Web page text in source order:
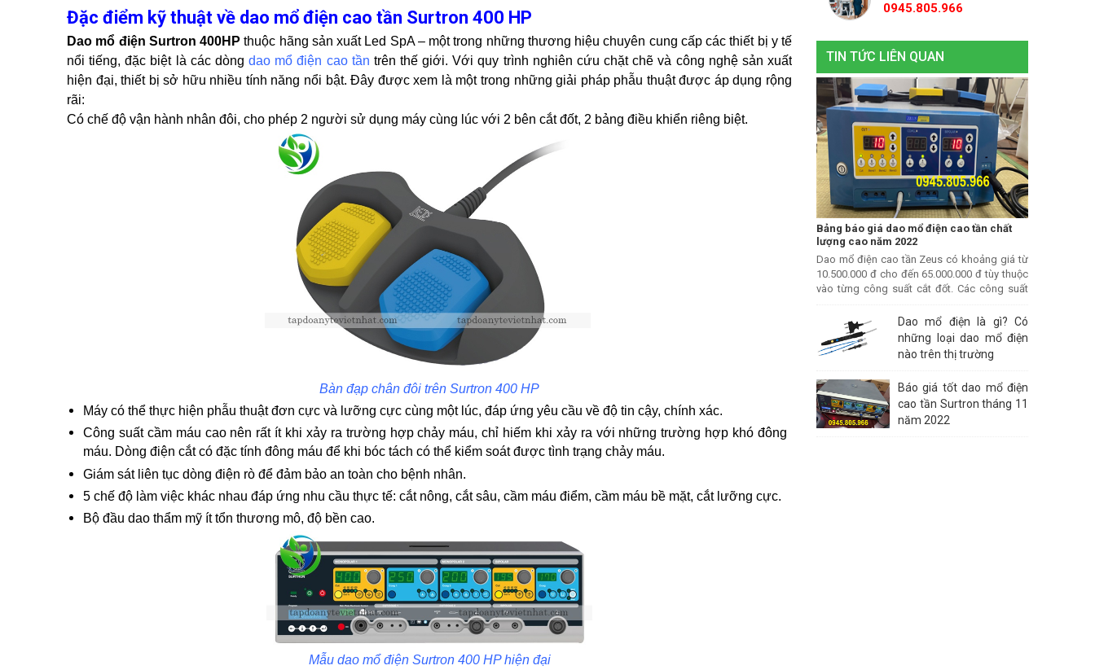
Đặc điểm kỹ thuật về dao mổ điện cao tần Surtron 400 HP
Dao mổ điện Surtron 400HP thuộc hãng sản xuất Led SpA – một trong những thương hiệu chuyên cung cấp các thiết bị y tế
nổi tiếng, đặc biệt là các dòngdao mổ điện cao tần trên thế giới. Với quy trình nghiên cứu chặt chẽ và công nghệ sản xuất
hiện đại, thiết bị sở hữu nhiều tính năng nổi bật. Đây được xem là một trong những giải pháp phẫu thuật được áp dụng rộng
rãi:
Có chế độ vận hành nhân đôi, cho phép 2 người sử dụng máy cùng lúc với 2 bên cắt đốt, 2 bảng điều khiển riêng biệt.
Bàn đạp chân đôi trên Surtron 400 HP
Máy có thể thực hiện phẫu thuật đơn cực và lưỡng cực cùng một lúc, đáp ứng yêu cầu về độ tin cậy, chính xác.
Công suất cầm máu cao nên rất ít khi xảy ra trường hợp chảy máu, chỉ hiếm khi xảy ra với những trường hợp khó đông
máu. Dòng điện cắt có đặc tính đông máu để khi bóc tách có thể kiểm soát được tình trạng chảy máu.
Giám sát liên tục dòng điện rò để đảm bảo an toàn cho bệnh nhân.
5 chế độ làm việc khác nhau đáp ứng nhu cầu thực tế: cắt nông, cắt sâu, cầm máu điểm, cầm máu bề mặt, cắt lưỡng cực.
Bộ đầu dao thẩm mỹ ít tổn thương mô, độ bền cao.
Mẫu dao mổ điện Surtron 400 HP hiện đại
0945.805.966
TIN TỨC LIÊN QUAN
Bảng báo giá dao mổ điện cao tần chất
lượng cao năm 2022
Dao mổ điện cao tần Zeus có khoảng giá từ
10.500.000 đ cho đến 65.000.000 đ tùy thuộc
vào từng công suất cắt đốt. Các công suất
300W, 400W.
Dao mổ điện là gì? Có
những loại dao mổ điện
nào trên thị trường
Báo giá tốt dao mổ điện
cao tần Surtron tháng 11
năm 2022